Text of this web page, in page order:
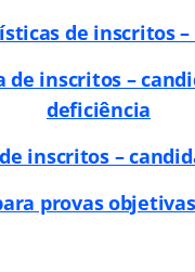
de inscritos –
de inscritos –
deficiência
inscritos –
provas